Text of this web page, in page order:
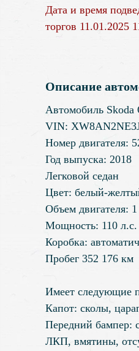
Дата и время
торгов 11.01.2025
Описание
Автомобиль Skoda
VIN:
Номер двигателя:
Год выпуска: 2018
Легковой седан
Цвет: белый-
Объем двигателя:
Мощность: 110 л.с.
Коробка:
Пробег 352 176 км
Имеет следующие
Капот: сколы,
Передний бампер:
ЛКП, вмятины,